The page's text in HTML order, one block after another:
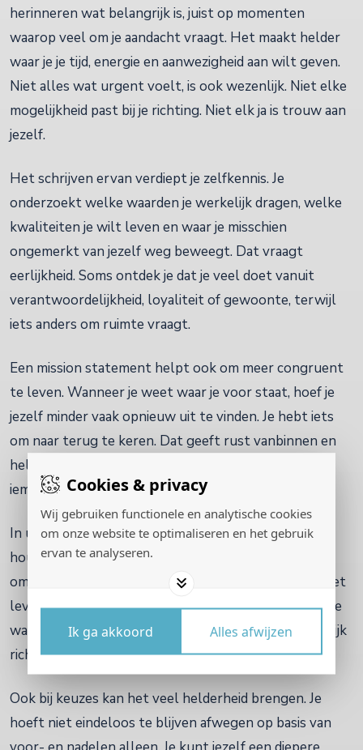
Cookies & privacy
Wij gebruiken functionele en analytische cookies
om onze website te optimaliseren en het gebruik
ervan te analyseren.
Ik ga akkoord Alles afwijzen
herinneren wat belangrijk is, juist op momenten
waarop veel om je aandacht vraagt. Het maakt helder
waar je je tijd, energie en aanwezigheid aan wilt geven.
Niet alles wat urgent voelt, is ook wezenlijk. Niet elke
mogelijkheid past bij je richting. Niet elk ja is trouw aan
jezelf.
Het schrijven ervan verdiept je zelfkennis. Je
onderzoekt welke waarden je werkelijk dragen, welke
kwaliteiten je wilt leven en waar je misschien
ongemerkt van jezelf weg beweegt. Dat vraagt
eerlijkheid. Soms ontdek je dat je veel doet vanuit
verantwoordelijkheid, loyaliteit of gewoonte, terwijl
iets anders om ruimte vraagt.
Een mission statement helpt ook om meer congruent
te leven. Wanneer je weet waar je voor staat, hoef je
jezelf minder vaak opnieuw uit te vinden. Je hebt iets
om naar terug te keren. Dat geeft rust vanbinnen en
helderheid naar buiten. Mensen voelen het wanneer
iemand handelt vanuit een innerlijke basis.
In uitdagende periodes kan een mission statement
houvast geven. Niet omdat het alles oplost, maar
omdat het je herinnert aan wie je wilt zijn wanneer het
leven niet vanzelf gaat. Juist dan wordt zichtbaar of je
waarden alleen mooie woorden zijn, of dat ze werkelijk
richting geven aan je handelen.
Ook bij keuzes kan het veel helderheid brengen. Je
hoeft niet eindeloos te blijven afwegen op basis van